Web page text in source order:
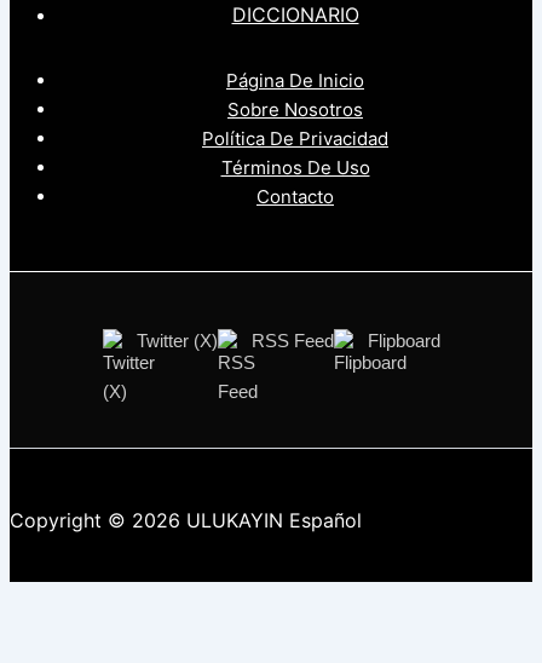
DICCIONARIO
Página De Inicio
Sobre Nosotros
Política De Privacidad
Términos De Uso
Contacto
Twitter (X) RSS Feed Flipboard
Copyright © 2026 ULUKAYIN Español